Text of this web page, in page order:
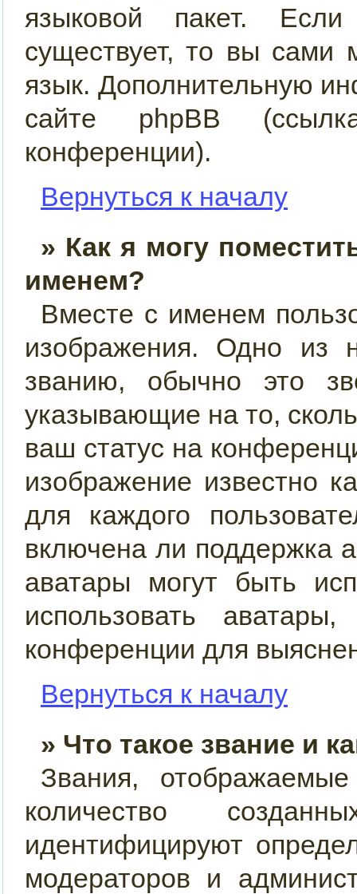
языковой пакет.
существует, то вы сами
язык. Дополнительную
сайте phpBB
конференции).
Вернуться к началу
» Как я могу
именем?
Вместе с именем
изображения. Одно из
званию, обычно это
указывающие на то,
ваш статус на
изображение известно
для каждого
включена ли поддержка
аватары могут быть
использовать
конференции для
Вернуться к началу
» Что такое звание и
Звания,
количество
идентифицируют
модераторов и